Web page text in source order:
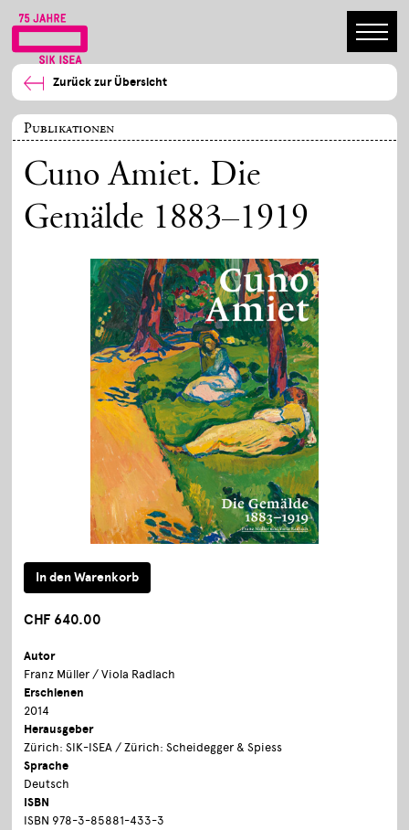
Zurück zur Übersicht
Publikationen
Cuno Amiet. Die
Gemälde 1883–1919
CHF 640.00
Autor
Franz Müller / Viola Radlach
Erschienen
2014
Herausgeber
Zürich: SIK-ISEA / Zürich: Scheidegger & Spiess
Sprache
Deutsch
ISBN
ISBN 978-3-85881-433-3